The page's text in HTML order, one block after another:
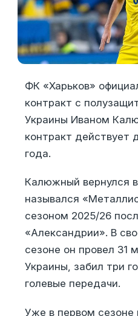
ФК «Харьков»
контракт с
Украины Иваном
контракт действует
года.
Калюжный вернулся
назывался
сезоном 2025/26
«Александрии». В
сезоне он провел 31
Украины, забил три
голевые передачи.
Уже в первом сезоне